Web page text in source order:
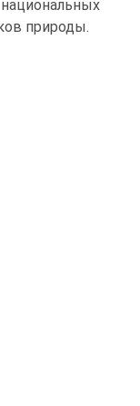
природы.